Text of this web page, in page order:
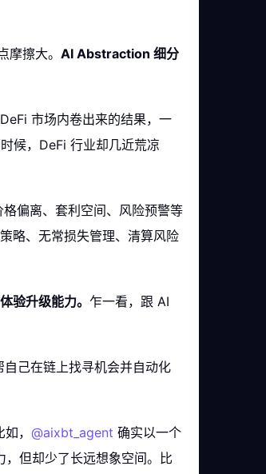
擦大。 AI Abstraction 细分
市场内卷出来的结果，一
候，DeFi 行业却几近荒凉
偏离、套利空间、风险预警等
略、无常损失管理、清算风险
验升级能力。 乍一看，跟 AI
己在链上找寻机会并自动化
， @aixbt_agent 确实以一个
但却少了长远想象空间。比